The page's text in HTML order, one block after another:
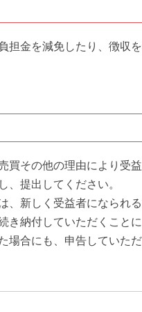
金を減免したり、徴収
買その他の理由により受
、提出してください。
新しく受益者になられ
納付していただくこと
合にも、申告していただ